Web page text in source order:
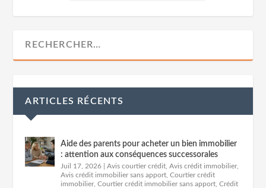
ARTICLES RÉCENTS
Aide des parents pour acheter un bien immobilier
: attention aux conséquences successorales
Juil 17, 2026 |Avis courtier crédit ,Avis crédit immobilier
Avis crédit immobilier sans apport ,Courtier crédit
immobilier ,Courtier crédit immobilier sans apport ,Crédit